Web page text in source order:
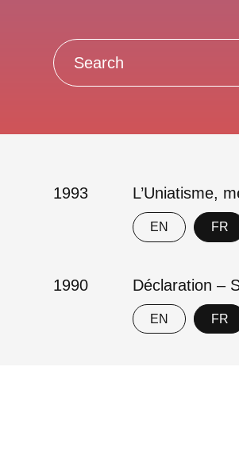
1993 L’Uniatisme,
EN FR
1990 Déclaration –
EN FR